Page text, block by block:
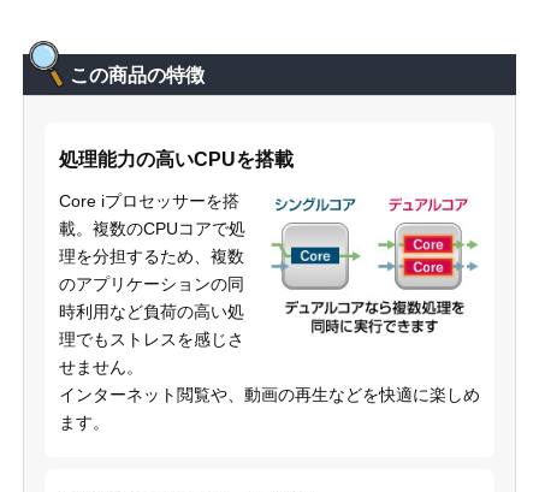
この商品の特徴
処理能力の高いCPUを搭載
Core iプロセッサーを搭
載。複数のCPUコアで処
理を分担するため、複数
のアプリケーションの同
時利用など負荷の高い処
理でもストレスを感じさ
せません。
インターネット閲覧や、動画の再生などを快適に楽しめ
ます。